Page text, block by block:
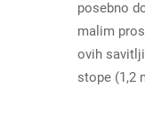
posebno
malim
ovih
stope (1,2